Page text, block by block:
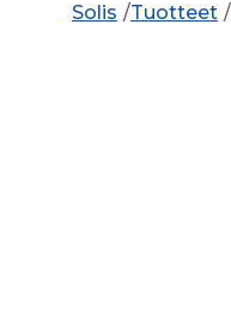
Solis Tuotteet